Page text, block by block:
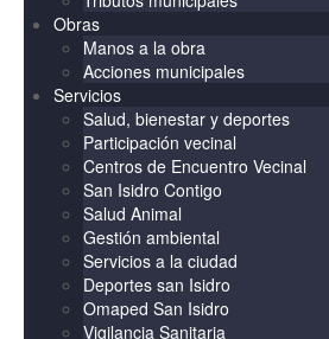
Obras
Manos a la obra
Acciones municipales
Servicios
Salud, bienestar y deportes
Participación vecinal
Centros de Encuentro Vecinal
San Isidro Contigo
Salud Animal
Gestión ambiental
Servicios a la ciudad
Deportes san Isidro
Omaped San Isidro
Vigilancia Sanitaria